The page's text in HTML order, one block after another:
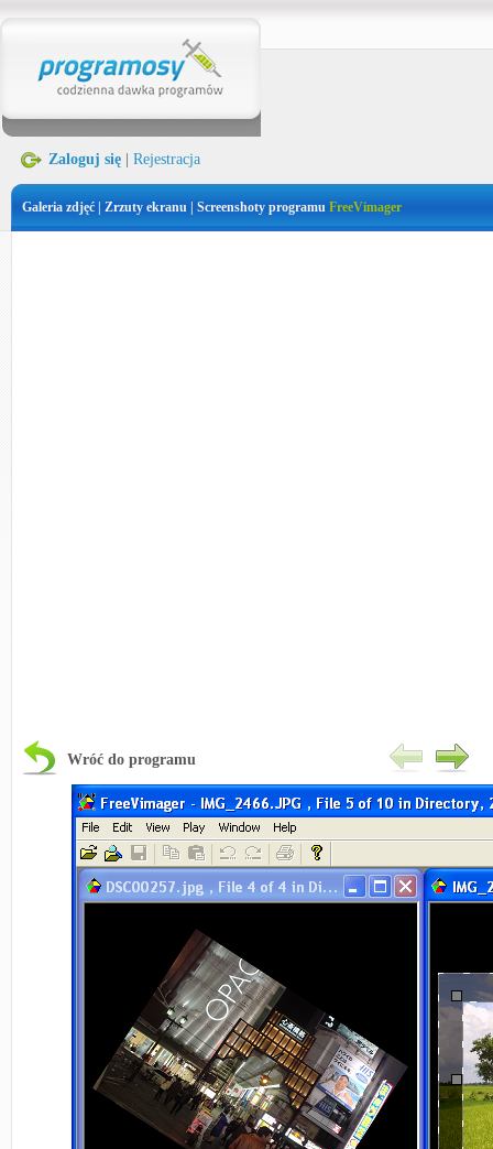
Zaloguj się Rejestracja
Galeria zdjęć | Zrzuty ekranu | Screenshoty programu FreeVimager
Wróć do programu